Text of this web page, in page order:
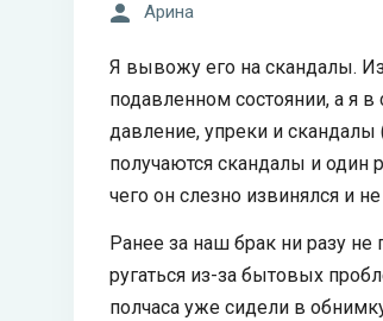
Арина
Я вывожу его на скандалы.
подавленном состоянии, а я
давление, упреки и скандалы
получаются скандалы и один
чего он слезно извинялся и
Ранее за наш брак ни разу
ругаться из-за бытовых
полчаса уже сидели в